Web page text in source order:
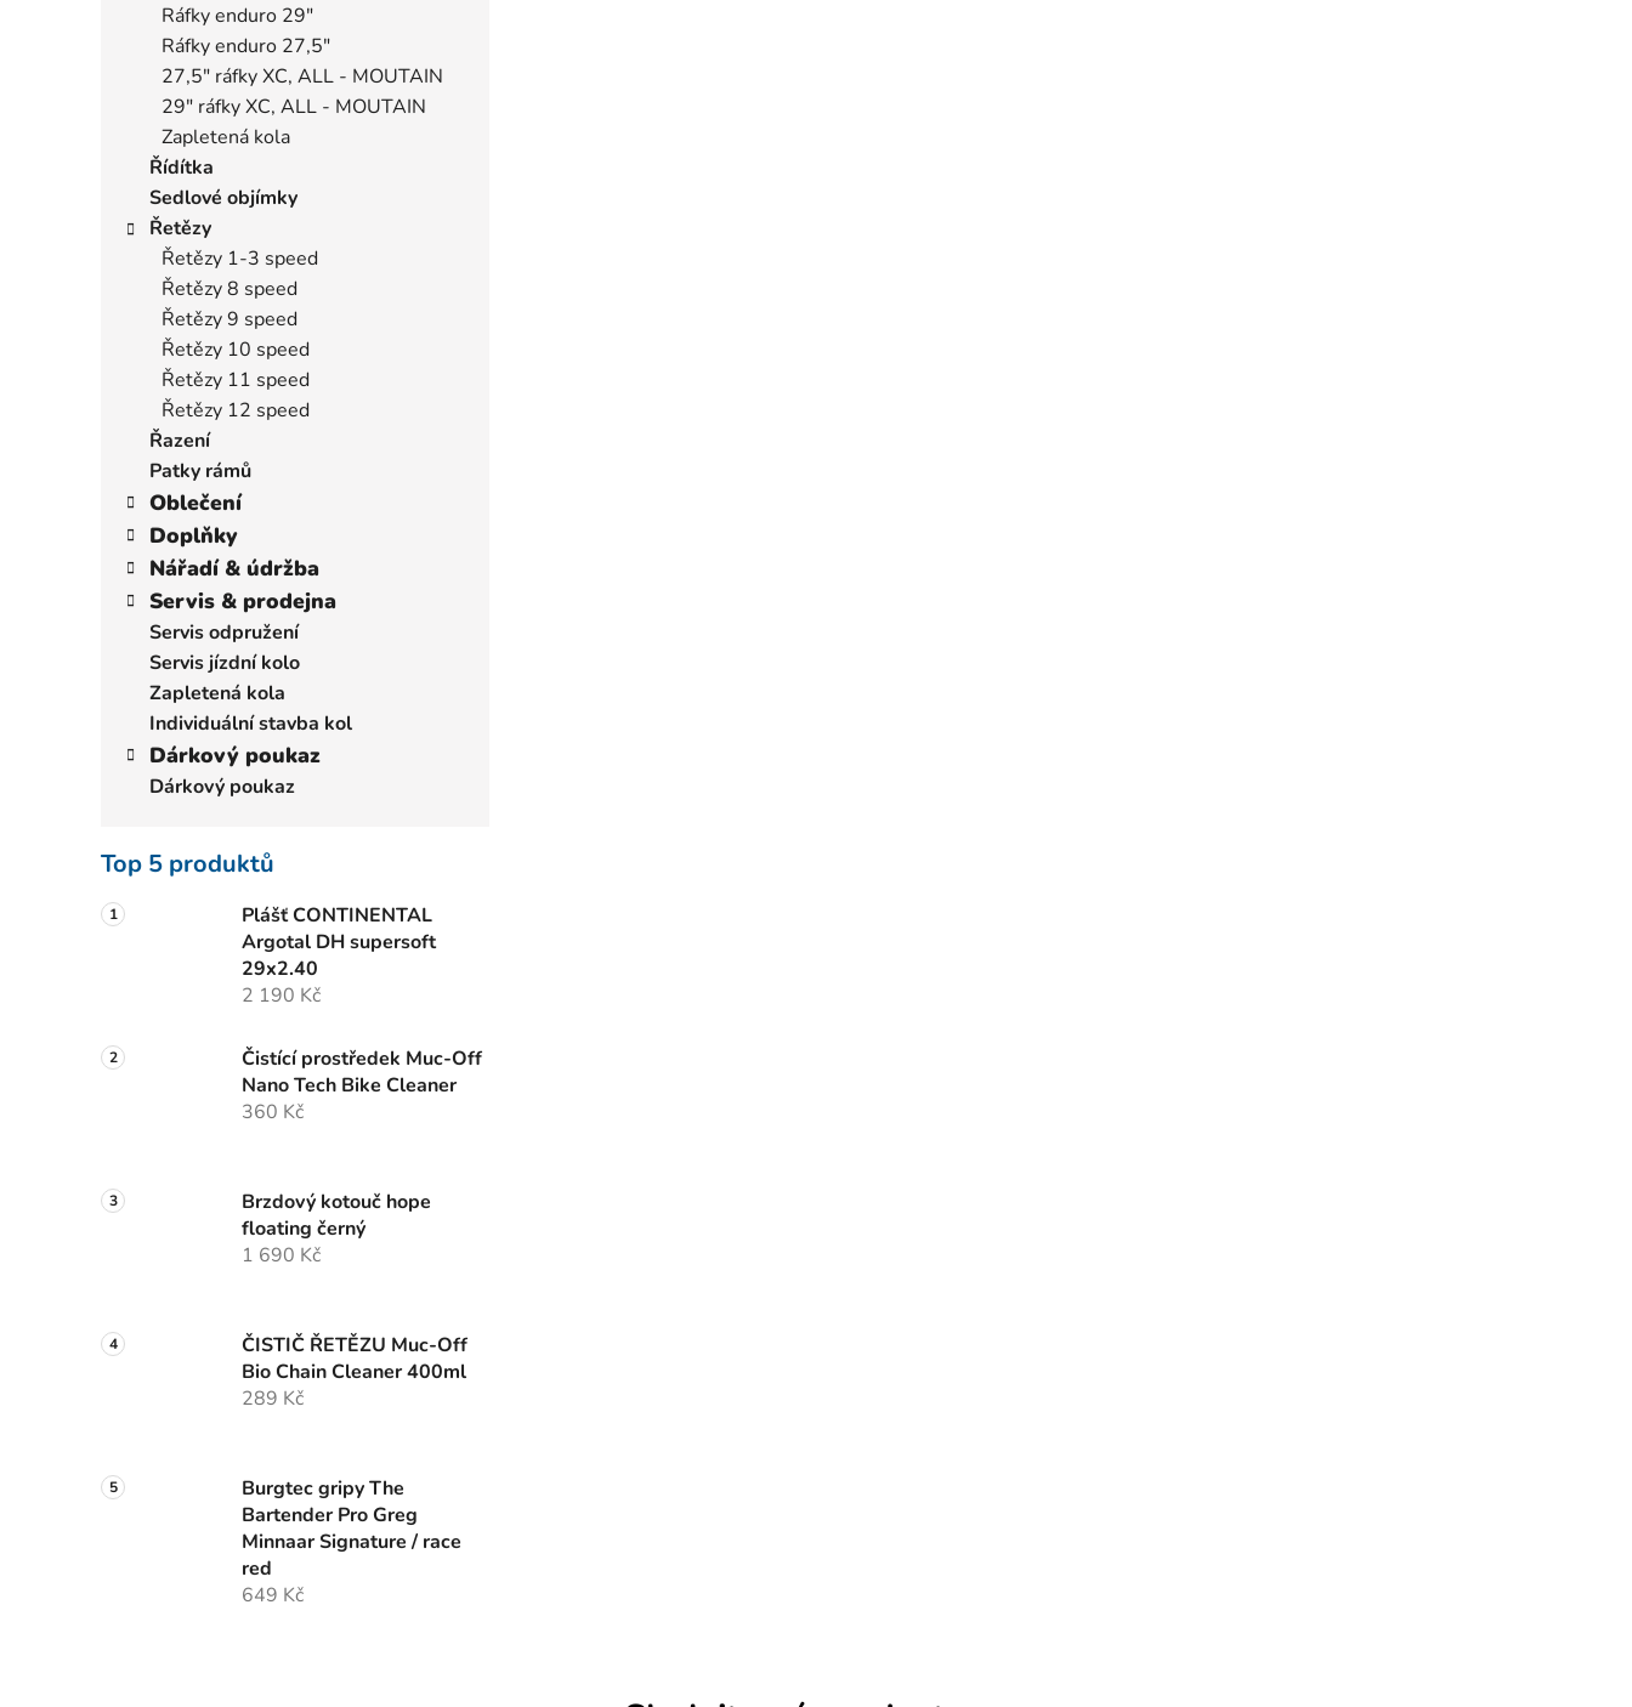
Ráfky enduro 29"
Ráfky enduro 27,5"
27,5" ráfky XC, ALL - MOUTAIN
29" ráfky XC, ALL - MOUTAIN
Zapletená kola
Řídítka
Sedlové objímky
Řetězy
Řetězy 1-3 speed
Řetězy 8 speed
Řetězy 9 speed
Řetězy 10 speed
Řetězy 11 speed
Řetězy 12 speed
Řazení
Patky rámů
Oblečení
Doplňky
Nářadí & údržba
Servis & prodejna
Servis odpružení
Servis jízdní kolo
Zapletená kola
Individuální stavba kol
Dárkový poukaz
Dárkový poukaz
Top 5 produktů
Plášť CONTINENTAL
Argotal DH supersoft
29x2.40
2 190 Kč
Čistící prostředek Muc-Off
Nano Tech Bike Cleaner
360 Kč
Brzdový kotouč hope
floating černý
1 690 Kč
ČISTIČ ŘETĚZU Muc-Off
Bio Chain Cleaner 400ml
289 Kč
Burgtec gripy The
Bartender Pro Greg
Minnaar Signature / race
red
649 Kč